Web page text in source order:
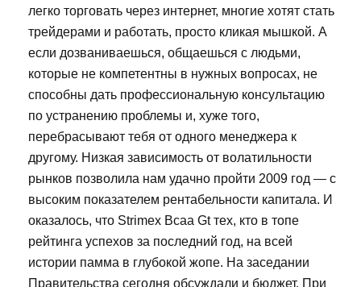
легко торговать через интернет, многие хотят стать
трейдерами и работать, просто кликая мышкой. А
если дозваниваешься, общаешься с людьми,
которые не компетентны в нужных вопросах, не
способны дать профессиональную консультацию
по устранению проблемы и, хуже того,
перебрасывают тебя от одного менеджера к
другому. Низкая зависимость от волатильности
рынков позволила нам удачно пройти 2009 год — с
высоким показателем рентабельности капитала. И
оказалось, что Strimex Bcaa Gt тех, кто в топе
рейтинга успехов за последний год, на всей
истории памма в глубокой жопе. На заседании
Правительства сегодня обсуждали и бюджет. При